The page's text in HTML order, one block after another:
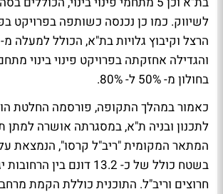
לשיווק. כמו כן נכנסה כשותפה בפרויקט
והגדילה אחזקתה בפרויקט פינוי בינוי
בחולון מ- 50% ל- 80%
.
כאמור במהלך התקופה, פורסמה החלטת
לתכנון ובניה ת"א, במסגרתה אושרה למתן
המתאר המקומית "ריב"ל קרסו", הנמצאת
בשטח כולל של כ- 13.2 דונם בין
חרוצים וריב"ל. התוכנית כוללת הקמת